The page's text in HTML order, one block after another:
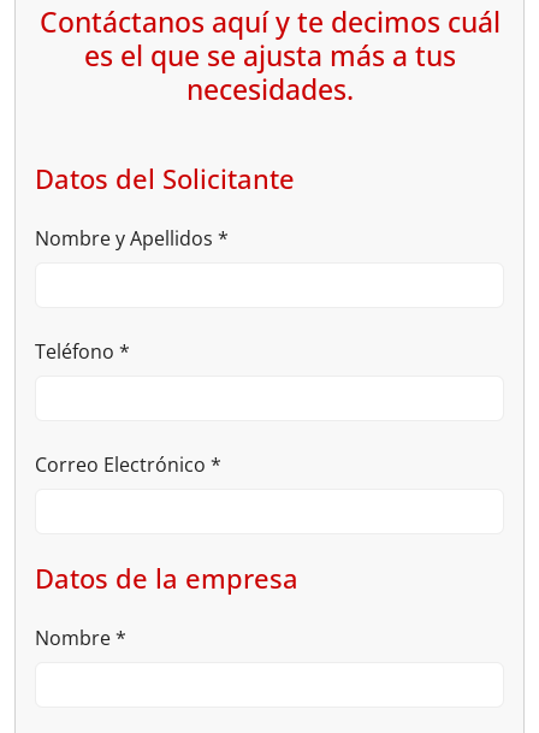
Contáctanos aquí y te decimos cuál
es el que se ajusta más a tus
necesidades.
Datos del Solicitante
Nombre y Apellidos *
Teléfono *
Correo Electrónico *
Datos de la empresa
Nombre*